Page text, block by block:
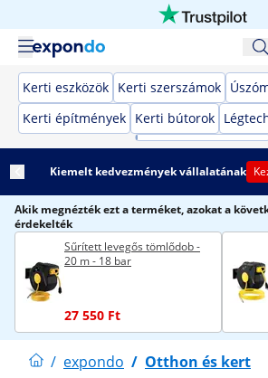
Kerti eszközök Kerti szerszámok
Kerti építmények Kerti bútorok
Kiemelt kedvezmények vállalatának
Akik megnézték ezt a terméket, azokat a
érdekelték
Sűrített levegős tömlődob -
20 m - 18 bar
27 550 Ft
/ expondo / Otthon és kert